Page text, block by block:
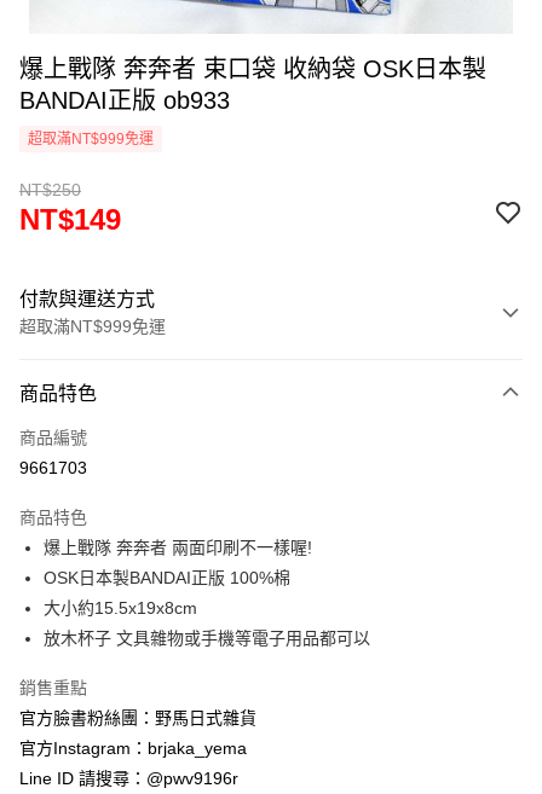
爆上戰隊 奔奔者 束口袋 收納袋 OSK日本製
BANDAI正版 ob933
超取滿NT$999免運
NT$250
NT$149
付款與運送方式
超取滿NT$999免運
信用卡一次付款
信用卡分期付款
合作金庫商業銀行
華南商業銀行
彰化商業銀行
上海商業儲蓄銀行
國泰世華商業銀行
臺灣中小企業銀行
台中商業銀行
聯邦商業銀行
元大商業銀行
台新國際商業銀行
台灣樂天信用卡公司
超商取貨付款
LINE Pay
Apple Pay
悠遊付
Google Pay
商品特色
商品編號
9661703
商品特色
爆上戰隊 奔奔者 兩面印刷不一樣喔!
OSK日本製BANDAI正版 100%棉
大小約15.5x19x8cm
放木杯子 文具雜物或手機等電子用品都可以
銷售重點
官方臉書粉絲團：野馬日式雜貨
官方Instagram：brjaka_yema
Line ID 請搜尋：@pwv9196r